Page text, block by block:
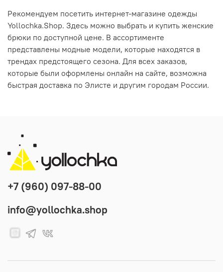
Рекомендуем посетить интернет-магазине одежды
Yollochka.Shop. Здесь можно выбрать и купить женские
брюки по доступной цене. В ассортименте
представлены модные модели, которые находятся в
трендах предстоящего сезона. Для всех заказов,
которые были оформлены онлайн на сайте, возможна
быстрая доставка по Элисте и другим городам России.
+7 (960) 097-88-00
info@yollochka.shop